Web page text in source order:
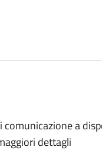
a
dettagli